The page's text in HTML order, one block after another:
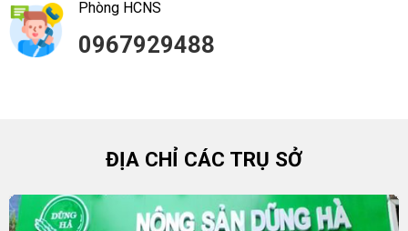
Phòng HCNS
0967929488
ĐỊA CHỈ CÁC TRỤ SỞ